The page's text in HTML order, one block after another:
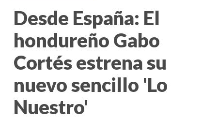
Desde España: El
hondureño Gabo
Cortés estrena su
nuevo sencillo 'Lo
Nuestro'